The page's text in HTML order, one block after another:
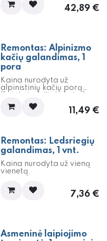
42,89 €
Remontas: Alpinizmo
kačių galandimas, 1
pora
Kaina nurodyta už
alpinistinių kačių porą
(kairės ir dešinės kojos).
11,49 €
Remontas: Ledsriegių
galandimas, 1 vnt.
Kaina nurodyta už vieną
vienetą.
7,36 €
Asmeninė laipiojimo